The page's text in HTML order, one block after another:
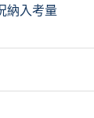
納入考量